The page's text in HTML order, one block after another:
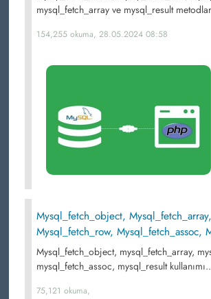
mysql_fetch_array ve mysql_result
154,255 okuma, 28.05.2024 08:58
Mysql_fetch_object, Mysql_fetch_array,
Mysql_fetch_row, Mysql_fetch_assoc,
Mysql_fetch_object, mysql_fetch_array,
mysql_fetch_assoc, mysql_result
75,121 okuma,